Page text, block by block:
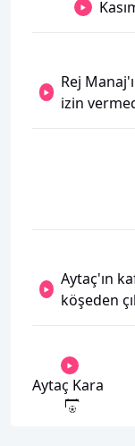
Rej
izin
Aytaç'ın
köşeden
Aytaç Kara